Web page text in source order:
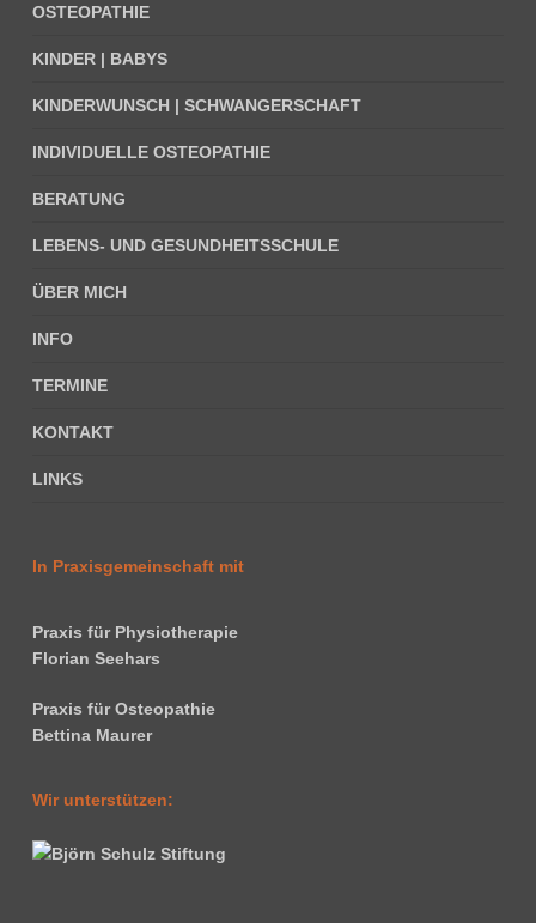
OSTEOPATHIE
KINDER | BABYS
KINDERWUNSCH | SCHWANGERSCHAFT
INDIVIDUELLE OSTEOPATHIE
BERATUNG
LEBENS- UND GESUNDHEITSSCHULE
ÜBER MICH
INFO
TERMINE
KONTAKT
LINKS
In Praxisgemeinschaft mit
Praxis für Physiotherapie
Florian Seehars
Praxis für Osteopathie
Bettina Maurer
Wir unterstützen: